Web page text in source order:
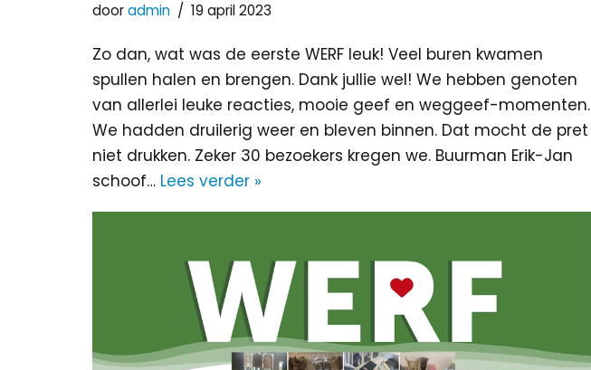
dooradmin 19 april 2023
Zo dan, wat was de eerste WERF leuk! Veel buren kwamen
spullen halen en brengen. Dank jullie wel! We hebben genoten
van allerlei leuke reacties, mooie geef en weggeef-momenten.
We hadden druilerig weer en bleven binnen. Dat mocht de pret
niet drukken. Zeker 30 bezoekers kregen we. Buurman Erik-Jan
schoof… Lees verder »